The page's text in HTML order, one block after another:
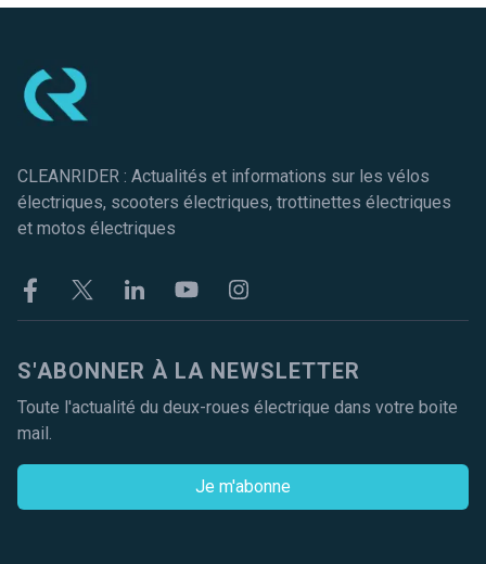
CLEANRIDER : Actualités et informations sur les vélos
électriques, scooters électriques, trottinettes électriques
et motos électriques
FacebookTwitter LinkekinYoutubeInstagram
S'ABONNER À LA NEWSLETTER
Toute l'actualité du deux-roues électrique dans votre boite
mail.
Je m'abonne